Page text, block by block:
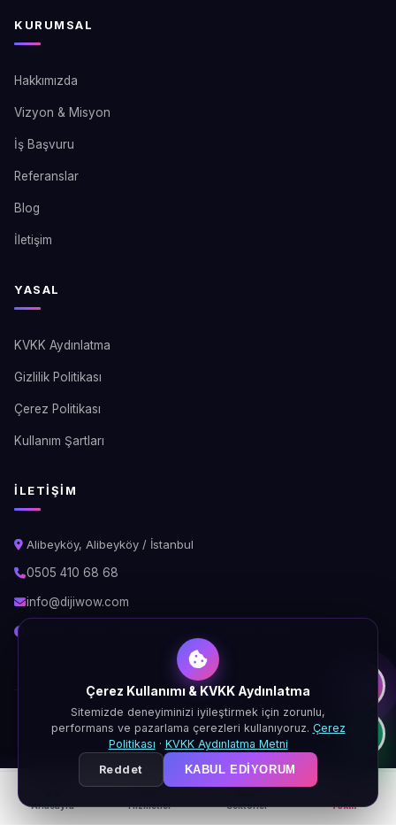
Anasayfa Hizmetler Sektörler Teklif
KURUMSAL
Hakkımızda
Vizyon & Misyon
İş Başvuru
Referanslar
Blog
İletişim
YASAL
KVKK Aydınlatma
Gizlilik Politikası
Çerez Politikası
Kullanım Şartları
İLETIŞIM
Alibeyköy, Alibeyköy / İstanbul
0505 410 68 68
info@dijiwow.com
© 2026 DijiWOW. Tüm hakları saklıdır.
KVKK
GizlilikÇerez Şartlar
Çerez Kullanımı & KVKK Aydınlatma
Sitemizde deneyiminizi iyileştirmek için zorunlu,
performans ve pazarlama çerezleri kullanıyoruz. Çerez
Politikası · KVKK Aydınlatma Metni
Reddet
KABUL EDIYORUM